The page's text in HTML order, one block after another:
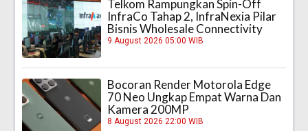
Telkom Rampungkan Spin-Off
InfraCo Tahap 2, InfraNexia Pilar
Bisnis Wholesale Connectivity
9 August 2026 05:00 WIB
Bocoran Render Motorola Edge
70 Neo Ungkap Empat Warna Dan
Kamera 200MP
8 August 2026 22:00 WIB